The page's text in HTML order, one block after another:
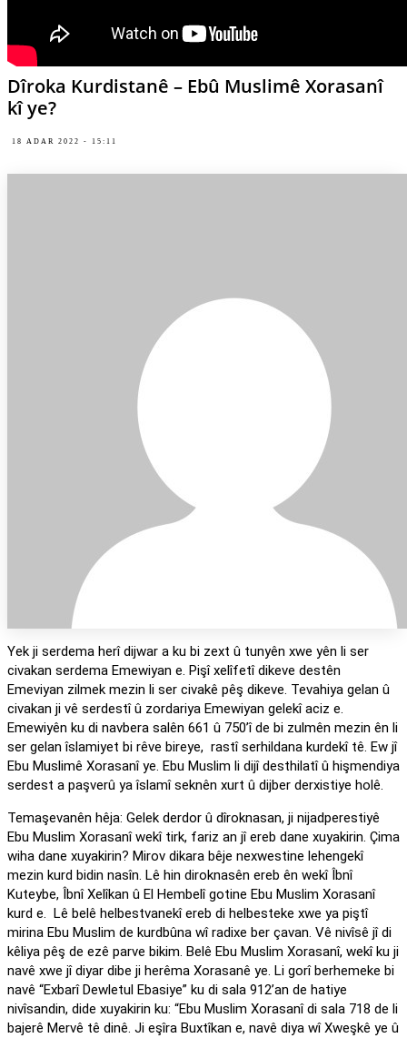
Dîroka Kurdistanê – Ebû Muslimê Xorasanî
kî ye?
18 ADAR 2022 - 15:11
Yek ji serdema herî dijwar a ku bi zext û tunyên xwe yên li ser
civakan serdema Emewiyan e. Pişî xelîfetî dikeve destên
Emeviyan zilmek mezin li ser civakê pêş dikeve. Tevahiya gelan û
civakan ji vê serdestî û zordariya Emewiyan gelekî aciz e.
Emewiyên ku di navbera salên 661 û 750’î de bi zulmên mezin ên li
ser gelan îslamiyet bi rêve bireye, rastî serhildana kurdekî tê. Ew jî
Ebu Muslimê Xorasanî ye. Ebu Muslim li dijî desthilatî û hişmendiya
serdest a paşverû ya îslamî seknên xurt û dijber derxistiye holê.
Temaşevanên hêja: Gelek derdor û dîroknasan, ji nijadperestiyê
Ebu Muslim Xorasanî wekî tirk, fariz an jî ereb dane xuyakirin. Çima
wiha dane xuyakirin? Mirov dikara bêje nexwestine lehengekî
mezin kurd bidin nasîn. Lê hin diroknasên ereb ên wekî Îbnî
Kuteybe, Îbnî Xelîkan û El Hembelî gotine Ebu Muslim Xorasanî
kurd e. Lê belê helbestvanekî ereb di helbesteke xwe ya piştî
mirina Ebu Muslim de kurdbûna wî radixe ber çavan. Vê nivîsê jî di
kêliya pêş de ezê parve bikim. Belê Ebu Muslim Xorasanî, wekî ku ji
navê xwe jî diyar dibe ji herêma Xorasanê ye. Li gorî berhemeke bi
navê “Exbarî Dewletul Ebasiye” ku di sala 912’an de hatiye
nivîsandin, dide xuyakirin ku: “Ebu Muslim Xorasanî di sala 718 de li
bajerê Mervê tê dinê. Ji eşîra Buxtîkan e, navê diya wî Xweşkê ye û